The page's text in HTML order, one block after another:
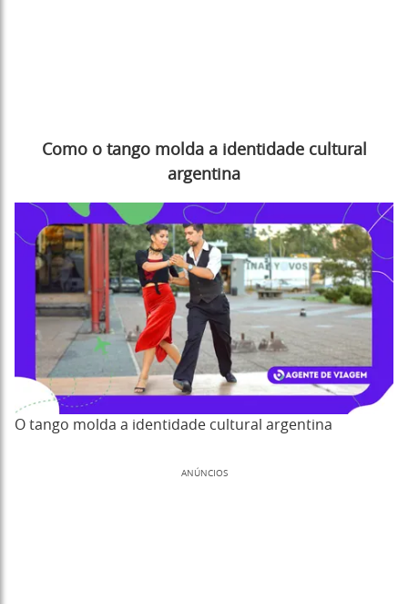
Como o tango molda a identidade cultural
argentina
O tango molda a identidade cultural argentina
ANÚNCIOS